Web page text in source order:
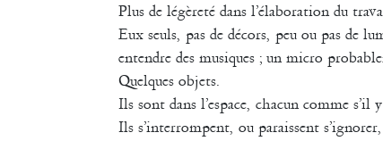
Plus de légèreté dans l’élaboration du
Eux seuls, pas de décors, peu ou pas de
entendre des musiques ; un micro
Quelques objets.
Ils sont dans l’espace, chacun comme s’il
Ils s’interrompent, ou paraissent